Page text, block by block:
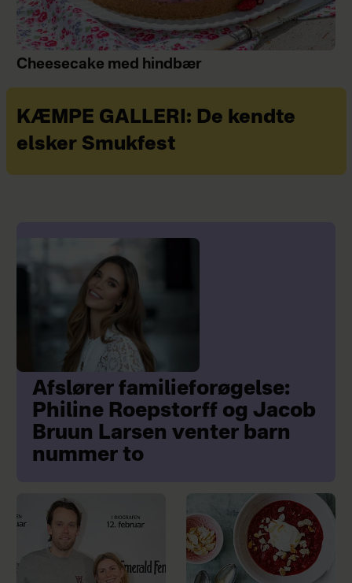
Cheesecake med hindbær
KÆMPE GALLERI: De kendte
elsker Smukfest
Afslører familieforøgelse:
Philine Roepstorff og Jacob
Bruun Larsen venter barn
nummer to